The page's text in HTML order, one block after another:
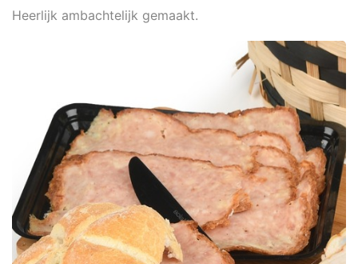
Heerlijk ambachtelijk gemaakt.